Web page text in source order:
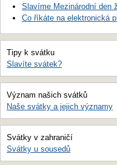
Slavíme Mezinárodní den
Co říkáte na elektronická
Tipy k svátku
Slavíte svátek?
Význam našich svátků
Naše svátky a jejich významy
Svátky v zahraničí
Svátky u sousedů